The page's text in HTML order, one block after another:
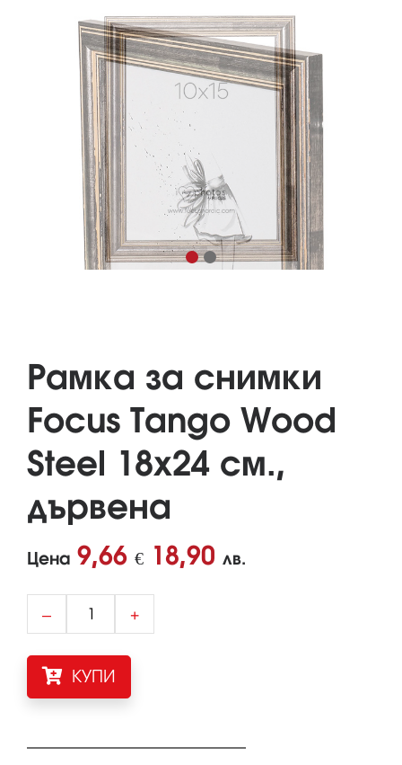
Рамка за снимки
Focus Tango Wood
Steel 18x24 см.,
дървена
Цена 9,66 € 18,90 лв.
– +
КУПИ